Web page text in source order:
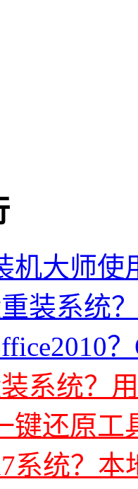
机大师使
装系统
系统？
键还原工
系统？本